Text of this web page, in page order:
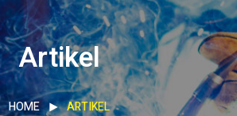
Artikel
HOME ARTIKEL